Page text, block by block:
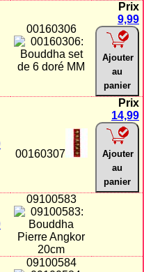
00160306
Prix
9,99
Ajouter
au
panier
00160307
Prix
14,99
Ajouter
au
panier
09100583
09100584